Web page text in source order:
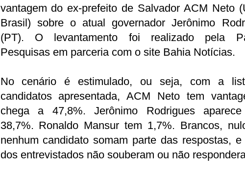
vantagem do ex-prefeito de Salvador ACM Neto
Brasil) sobre o atual governador Jerônimo
(PT). O levantamento foi realizado pela
Pesquisas em parceria com o site Bahia Notícias.
No cenário é estimulado, ou seja, com a
candidatos apresentada, ACM Neto tem
chega a 47,8%. Jerônimo Rodrigues
38,7%. Ronaldo Mansur tem 1,7%. Brancos,
nenhum candidato somam parte das respostas, e
dos entrevistados não souberam ou não